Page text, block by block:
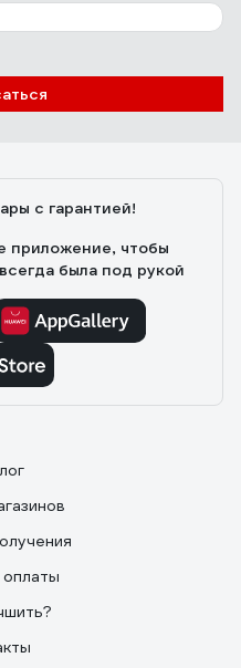
с гарантией!
приложение, чтобы
была под рукой